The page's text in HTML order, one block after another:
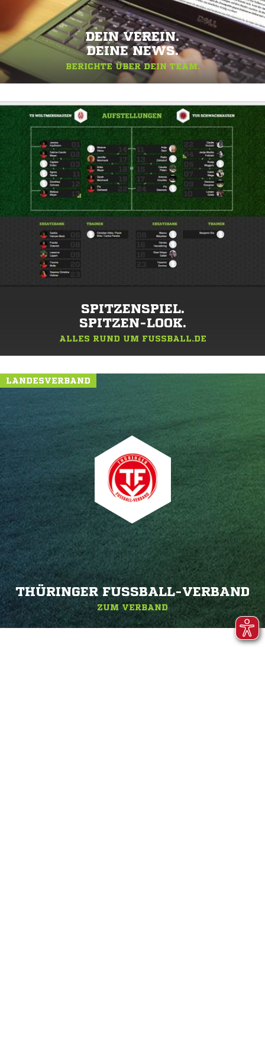
DEIN VEREIN.
DEINE NEWS.
BERICHTE ÜBER DEIN TEAM.
SPITZENSPIEL.
SPITZEN-LOOK.
ALLES RUND UM FUSSBALL.DE
LANDESVERBAND
THÜRINGER FUSSBALL-VERBAND
ZUM VERBAND